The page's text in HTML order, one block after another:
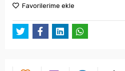
Favorilerime ekle